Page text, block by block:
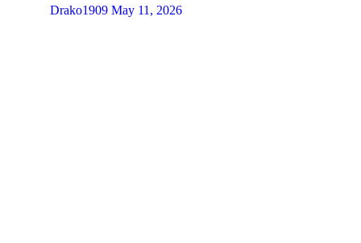
Drako1909 May 11, 2026